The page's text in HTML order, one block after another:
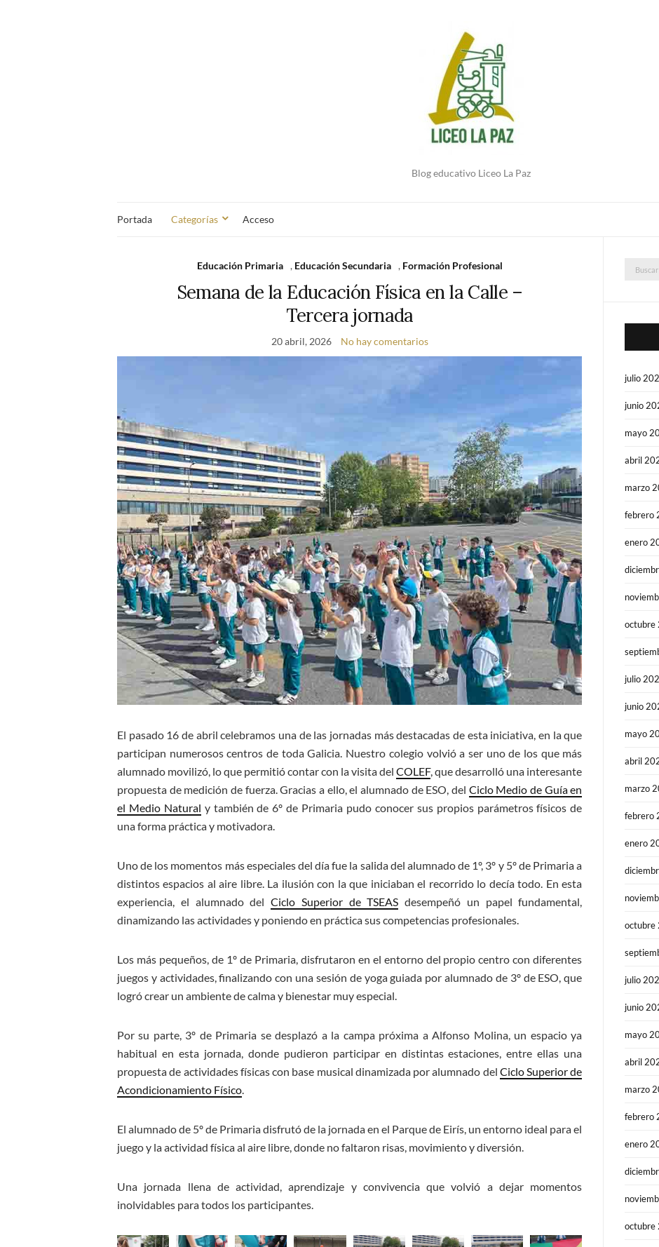
Blog educativo Liceo La Paz
Portada Categorías Acceso
Educación Primaria , Educación Secundaria , Formación Profesional
Semana de la Educación Física en la Calle –
Tercera jornada
20 abril, 2026 No hay comentarios
El pasado 16 de abril celebramos una de las jornadas más destacadas de esta iniciativa, en la que
participan numerosos centros de toda Galicia. Nuestro colegio volvió a ser uno de los que más
alumnado movilizó, lo que permitió contar con la visita delCOLEF, que desarrolló una interesante
propuesta de medición de fuerza. Gracias a ello, el alumnado de ESO, del Ciclo Medio de Guía en
el Medio Natural y también de 6º de Primaria pudo conocer sus propios parámetros físicos de
una forma práctica y motivadora.
Uno de los momentos más especiales del día fue la salida del alumnado de 1º, 3º y 5º de Primaria a
distintos espacios al aire libre. La ilusión con la que iniciaban el recorrido lo decía todo. En esta
experiencia, el alumnado delCiclo Superior de TSEAS desempeñó un papel fundamental,
dinamizando las actividades y poniendo en práctica sus competencias profesionales.
Los más pequeños, de 1º de Primaria, disfrutaron en el entorno del propio centro con diferentes
juegos y actividades, finalizando con una sesión de yoga guiada por alumnado de 3º de ESO, que
logró crear un ambiente de calma y bienestar muy especial.
Por su parte, 3º de Primaria se desplazó a la campa próxima a Alfonso Molina, un espacio ya
habitual en esta jornada, donde pudieron participar en distintas estaciones, entre ellas una
propuesta de actividades físicas con base musical dinamizada por alumnado del Ciclo Superior de
Acondicionamiento Físico.
El alumnado de 5º de Primaria disfrutó de la jornada en el Parque de Eirís, un entorno ideal para el
juego y la actividad física al aire libre, donde no faltaron risas, movimiento y diversión.
Una jornada llena de actividad, aprendizaje y convivencia que volvió a dejar momentos
inolvidables para todos los participantes.
julio
junio
mayo
abril
marzo
febrero
enero
octubre
julio
junio
mayo
abril
marzo
febrero
enero
octubre
julio
junio
mayo
abril
marzo
febrero
enero
octubre